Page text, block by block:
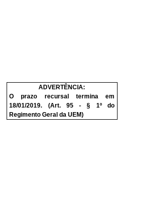
ADVERTÊNCIA:
O prazo recursal termina em
18/01/2019. (Art. 95 - § 1º do
Regimento Geral da UEM)